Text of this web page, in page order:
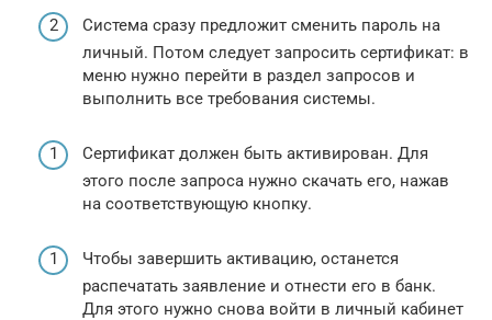
Система сразу предложит сменить пароль на
личный. Потом следует запросить сертификат: в
меню нужно перейти в раздел запросов и
выполнить все требования системы.
Сертификат должен быть активирован. Для
этого после запроса нужно скачать его, нажав
на соответствующую кнопку.
Чтобы завершить активацию, останется
распечатать заявление и отнести его в банк.
Для этого нужно снова войти в личный кабинет